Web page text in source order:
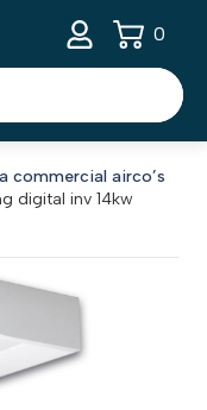
0
commercial airco’s
digital inv 14kw